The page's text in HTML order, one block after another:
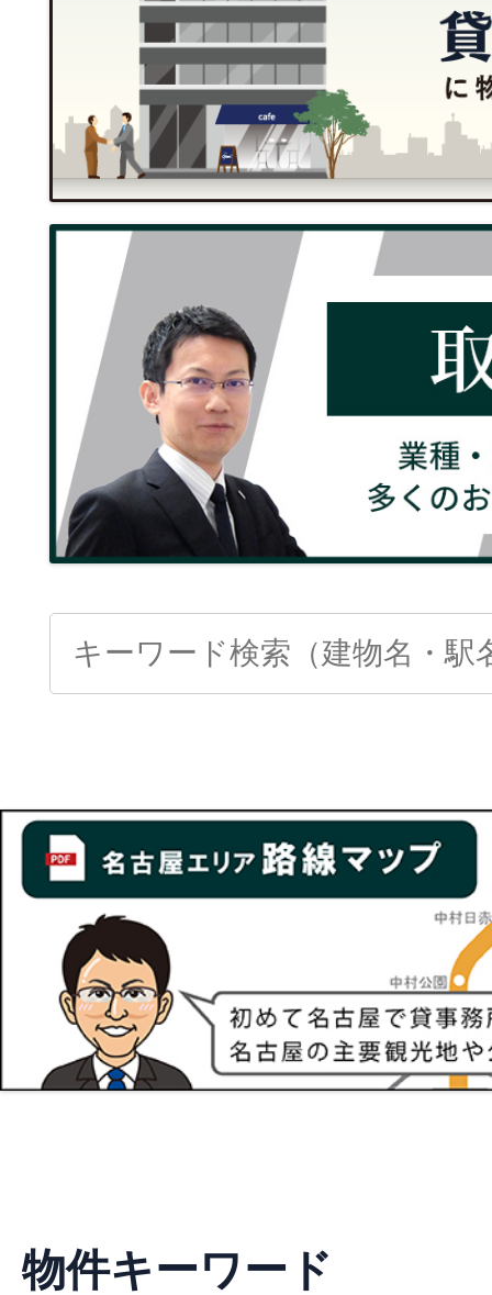
Search
物件キーワード